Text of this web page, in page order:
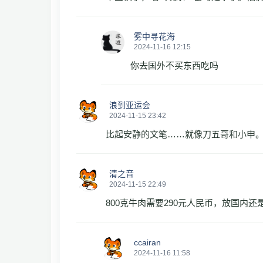
雾中寻花海
2024-11-16 12:15
你去国外不买东西吃吗
浪到亚运会
2024-11-15 23:42
比起安静的文笔……就像刀五哥和小申。
清之音
2024-11-15 22:49
800克牛肉需要290元人民币，放国内还
ccairan
2024-11-16 11:58